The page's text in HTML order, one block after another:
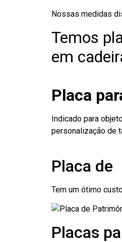
Nossas medidas
Temos
em
Placa
Indicado para
personalização de
Placa de
Tem um ótimo
Placas